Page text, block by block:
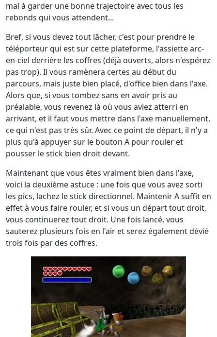
mal à garder une bonne trajectoire avec tous les
rebonds qui vous attendent...
Bref, si vous devez tout lâcher, c'est pour prendre le
téléporteur qui est sur cette plateforme, l'assiette arc-
en-ciel derrière les coffres (déjà ouverts, alors n'espérez
pas trop). Il vous ramènera certes au début du
parcours, mais juste bien placé, d'office bien dans l'axe.
Alors que, si vous tombez sans en avoir pris au
préalable, vous revenez là où vous aviez atterri en
arrivant, et il faut vous mettre dans l'axe manuellement,
ce qui n'est pas très sûr. Avec ce point de départ, il n'y a
plus qu'à appuyer sur le bouton A pour rouler et
pousser le stick bien droit devant.
Maintenant que vous êtes vraiment bien dans l'axe,
voici la deuxième astuce : une fois que vous avez sorti
les pics, lachez le stick directionnel. Maintenir A suffit en
effet à vous faire rouler, et si vous un départ tout droit,
vous continuerez tout droit. Une fois lancé, vous
sauterez plusieurs fois en l'air et serez également dévié
trois fois par des coffres.